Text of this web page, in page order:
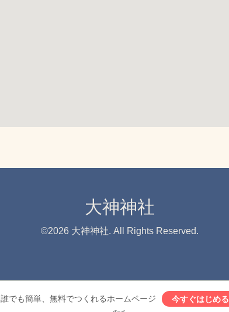
大神神社
©2026 大神神社. All Rights Reserved.
誰でも簡単、無料でつくれるホームページ 今すぐはじめる